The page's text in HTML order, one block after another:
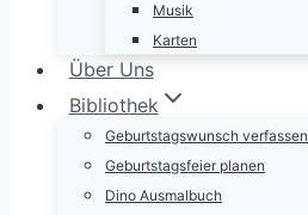
Musik
Karten
Über Uns
Bibliothek
Geburtstagswunsch verfassen
Geburtstagsfeier planen
Dino Ausmalbuch